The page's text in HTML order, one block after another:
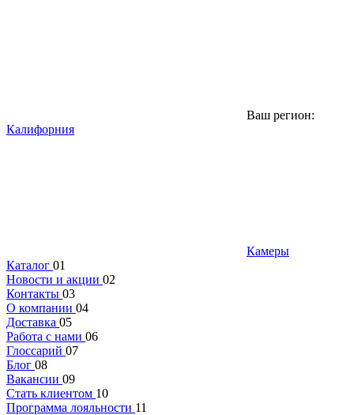
Ваш регион:
Калифорния
Камеры
Каталог 01
Новости и акции 02
Контакты 03
О компании 04
Доставка 05
Работа с нами 06
Глоссарий 07
Блог 08
Вакансии 09
Стать клиентом 10
Программа лояльности 11